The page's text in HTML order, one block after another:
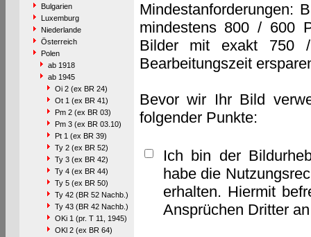
Bulgarien
Luxemburg
Niederlande
Österreich
Polen
ab 1918
ab 1945
Oi 2 (ex BR 24)
Ot 1 (ex BR 41)
Pm 2 (ex BR 03)
Pm 3 (ex BR 03.10)
Pt 1 (ex BR 39)
Ty 2 (ex BR 52)
Ty 3 (ex BR 42)
Ty 4 (ex BR 44)
Ty 5 (ex BR 50)
Ty 42 (BR 52 Nachb.)
Ty 43 (BR 42 Nachb.)
OKi 1 (pr. T 11, 1945)
OKl 2 (ex BR 64)
Mindestanforderungen:
mindestens 800 / 600
Bilder mit exakt 750
Bearbeitungszeit
Bevor wir Ihr Bild
folgender Punkte:
Ich bin der
habe die
erhalten. Hiermit
Ansprüchen Dritter